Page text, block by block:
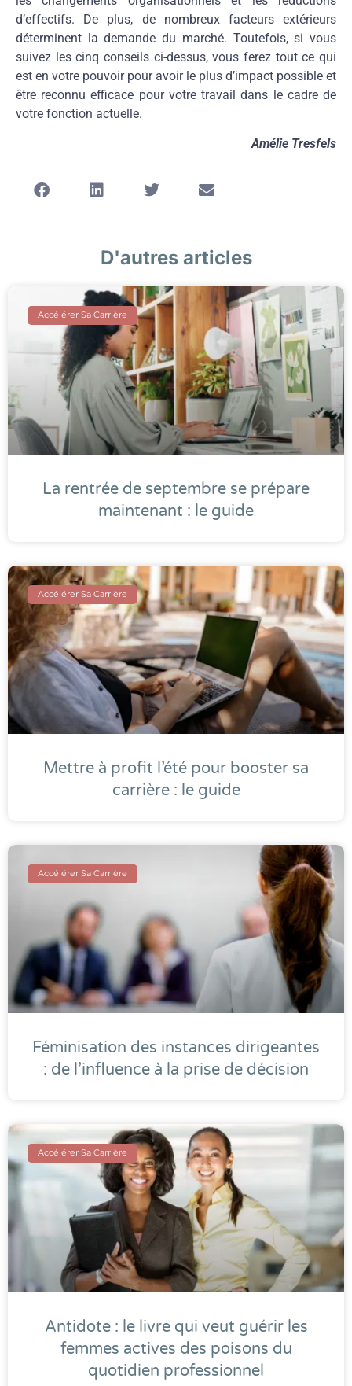
d’effectifs. De plus, de nombreux facteurs extérieurs
déterminent la demande du marché. Toutefois, si vous
suivez les cinq conseils ci-dessus, vous ferez tout ce qui
est en votre pouvoir pour avoir le plus d’impact possible et
être reconnu efficace pour votre travail dans le cadre de
votre fonction actuelle.
Amélie Tresfels
D'autres articles
Accélérer Sa Carrière
La rentrée de septembre se prépare
maintenant : le guide
Accélérer Sa Carrière
Mettre à profit l’été pour booster sa
carrière : le guide
Accélérer Sa Carrière
Féminisation des instances dirigeantes
: de l’influence à la prise de décision
Accélérer Sa Carrière
Antidote : le livre qui veut guérir les
femmes actives des poisons du
quotidien professionnel